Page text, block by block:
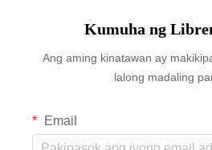
Kumuha ng
Ang aming kinatawan ay
lalong madaling
Email